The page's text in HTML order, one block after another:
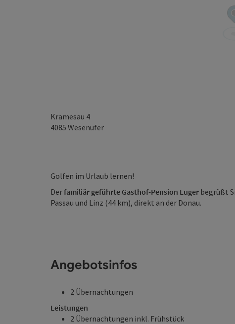
Kramesau 4
4085 Wesenufer
Golfen im Urlaub lernen!
Derfamiliär geführte Gasthof-Pension Luger begrüßt
Passau und Linz (44 km), direkt an der Donau.
Angebotsinfos
2 Übernachtungen
Leistungen
2 Übernachtungen inkl. Frühstück